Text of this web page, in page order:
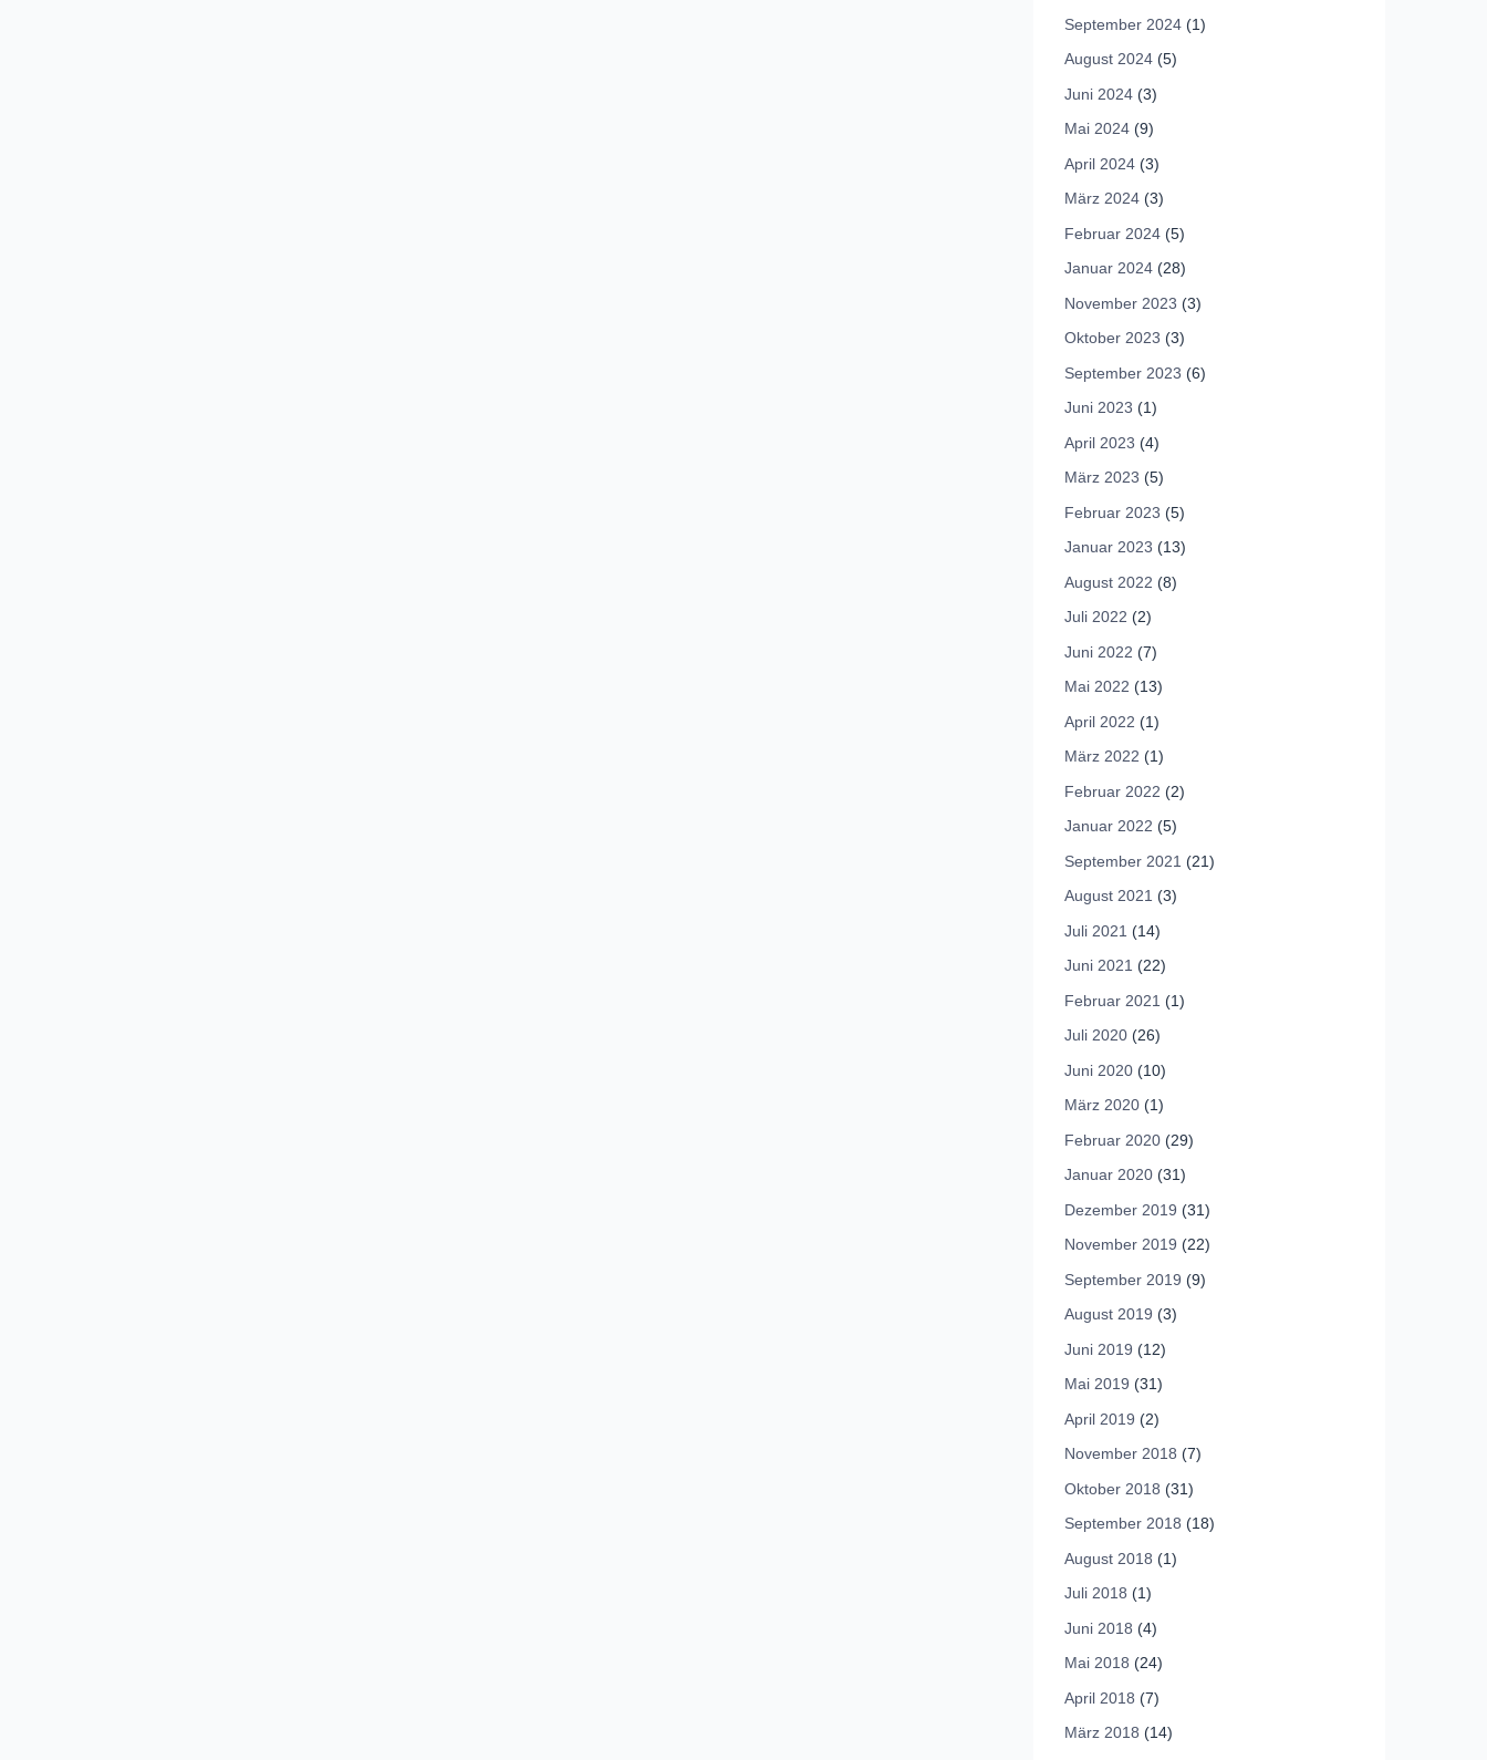
September 2024 (1)
August 2024 (5)
Juni 2024 (3)
Mai 2024 (9)
April 2024 (3)
März 2024 (3)
Februar 2024 (5)
Januar 2024 (28)
November 2023 (3)
Oktober 2023 (3)
September 2023 (6)
Juni 2023 (1)
April 2023 (4)
März 2023 (5)
Februar 2023 (5)
Januar 2023 (13)
August 2022 (8)
Juli 2022 (2)
Juni 2022 (7)
Mai 2022 (13)
April 2022 (1)
März 2022 (1)
Februar 2022 (2)
Januar 2022 (5)
September 2021 (21)
August 2021 (3)
Juli 2021 (14)
Juni 2021 (22)
Februar 2021 (1)
Juli 2020 (26)
Juni 2020 (10)
März 2020 (1)
Februar 2020 (29)
Januar 2020 (31)
Dezember 2019 (31)
November 2019 (22)
September 2019 (9)
August 2019 (3)
Juni 2019 (12)
Mai 2019 (31)
April 2019 (2)
November 2018 (7)
Oktober 2018 (31)
September 2018 (18)
August 2018 (1)
Juli 2018 (1)
Juni 2018 (4)
Mai 2018 (24)
April 2018 (7)
März 2018 (14)